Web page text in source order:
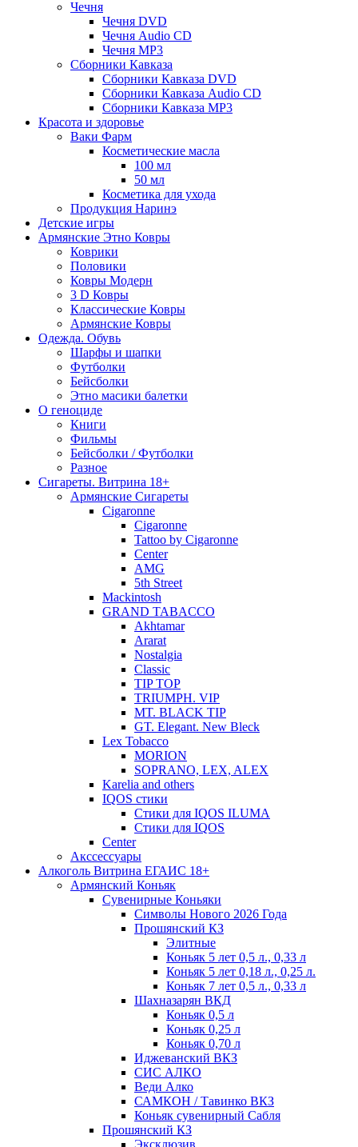
Чечня
Чечня DVD
Чечня Audio CD
Чечня MP3
Сборники Кавказа
Сборники Кавказа DVD
Сборники Кавказа Audio CD
Сборники Кавказа MP3
Красота и здоровье
Ваки Фарм
Косметические масла
100 мл
50 мл
Косметика для ухода
Продукция Наринэ
Детские игры
Армянские Этно Ковры
Коврики
Половики
Ковры Модерн
3 D Ковры
Классические Ковры
Армянские Ковры
Одежда. Обувь
Шарфы и шапки
Футболки
Бейсболки
Этно масики балетки
О геноциде
Книги
Фильмы
Бейсболки / Футболки
Разное
Сигареты. Витрина 18+
Армянские Сигареты
Cigaronne
Cigaronne
Tattoo by Cigaronne
Center
AMG
5th Street
Mackintosh
GRAND TABACCO
Akhtamar
Ararat
Nostalgia
Classic
TIP TOP
TRIUMPH. VIP
MT. BLACK TIP
GT. Elegant. New Bleck
Lex Tobacco
MORION
SOPRANO, LEX, ALEX
Karelia and others
IQOS стики
Стики для IQOS ILUMA
Стики для IQOS
Сenter
Акссессуары
Алкоголь Витрина ЕГАИС 18+
Армянский Коньяк
Сувенирные Коньяки
Символы Нового 2026 Года
Прошянский КЗ
Элитные
Коньяк 5 лет 0,5 л., 0,33 л
Коньяк 5 лет 0,18 л., 0,25 л.
Коньяк 7 лет 0,5 л., 0,33 л
Шахназарян ВКД
Коньяк 0,5 л
Коньяк 0,25 л
Коньяк 0,70 л
Иджеванский ВКЗ
СИС АЛКО
Веди Алко
САМКОН / Тавинко ВКЗ
Коньяк сувенирный Сабля
Прошянский КЗ
Эксклюзив